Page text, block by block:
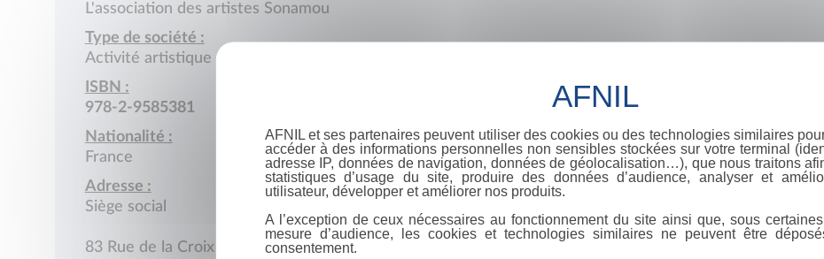
L'association des artistes Sonamou
Type de société :
Activité artistique (peinture, sculpture…)
ISBN :
978-2-9585381
Nationalité :
France
Adresse :
Siège social
83 Rue de la Croix Nivert
AFNIL et ses partenaires peuvent utiliser des cookies ou des technologies similaires
accéder à des informations personnelles non sensibles stockées sur votre terminal
adresse IP, données de navigation, données de géolocalisation…), que nous traitons
statistiques d’usage du site, produire des données d’audience, analyser et
utilisateur, développer et améliorer nos produits.
A l’exception de ceux nécessaires au fonctionnement du site ainsi que, sous
mesure d’audience, les cookies et technologies similaires ne peuvent être
consentement.